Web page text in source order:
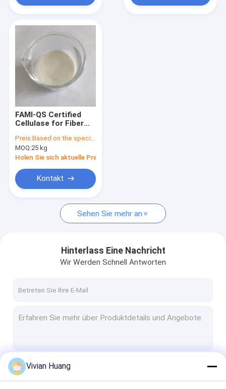
Keratinase-Enzym
Pektinase-Enzym
Beta Glucanase Enzyme
Tierfutter-Enzyme
FAMI-QS Certified
Cellulase for Fiber
Feed Efficiency and
Nutrient Release
Preis:Based on the specification
MOQ:25 kg
Holen Sie sich aktuelle Preis
Kontakt
Sehen Sie mehr an
Hinterlass Eine Nachricht
Wir Werden Schnell Antworten
Vivian Huang